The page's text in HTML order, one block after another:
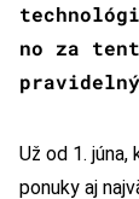
no za
Už od 1. júna,
ponuky aj